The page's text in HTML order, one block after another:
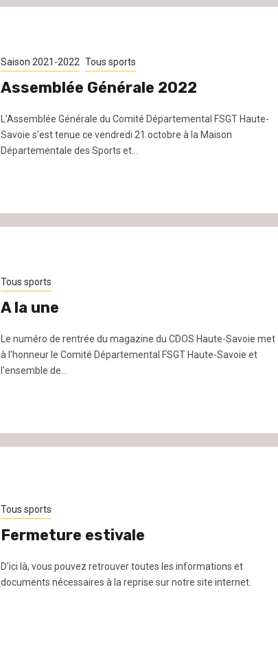
Saison 2021-2022 Tous sports
Assemblée Générale 2022
L'Assemblée Générale du Comité Départemental FSGT Haute-
Savoie s’est tenue ce vendredi 21 octobre à la Maison
Départementale des Sports et...
Tous sports
A la une
Le numéro de rentrée du magazine du CDOS Haute-Savoie met
à l'honneur le Comité Départemental FSGT Haute-Savoie et
l'ensemble de...
Tous sports
Fermeture estivale
D'ici là, vous pouvez retrouver toutes les informations et
documents nécessaires à la reprise sur notre site internet.